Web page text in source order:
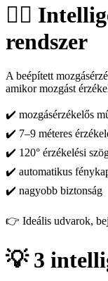
🚶‍♂️
rendszer
A beépített
amikor mozgást
✔️ mozgásérzékelős
✔️ 7–9 méteres
✔️ 120° érzékelési
✔️ automatikus
✔️ nagyobb biztonság
👉 Ideális udvarok,
💡 3